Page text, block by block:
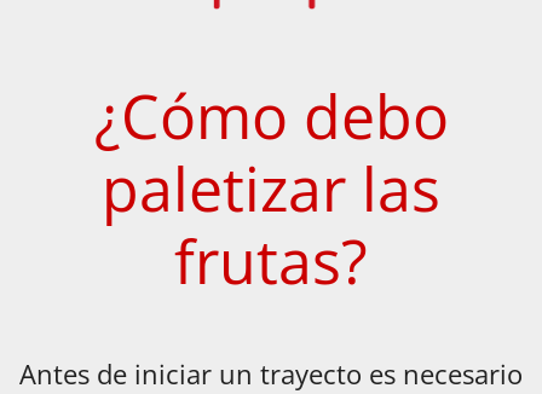
¿Cómo debo
paletizar las
frutas?
Antes de iniciar un trayecto es necesario